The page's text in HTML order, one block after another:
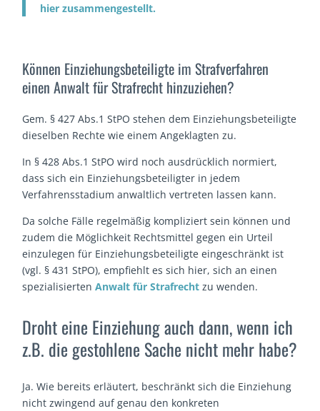
hier zusammengestellt.
Können Einziehungsbeteiligte im Strafverfahren
einen Anwalt für Strafrecht hinzuziehen?
Gem. § 427 Abs.1 StPO stehen dem Einziehungsbeteiligte
dieselben Rechte wie einem Angeklagten zu.
In § 428 Abs.1 StPO wird noch ausdrücklich normiert,
dass sich ein Einziehungsbeteiligter in jedem
Verfahrensstadium anwaltlich vertreten lassen kann.
Da solche Fälle regelmäßig kompliziert sein können und
zudem die Möglichkeit Rechtsmittel gegen ein Urteil
einzulegen für Einziehungsbeteiligte eingeschränkt ist
(vgl. § 431 StPO), empfiehlt es sich hier, sich an einen
spezialisiertenAnwalt für Strafrecht zu wenden.
Droht eine Einziehung auch dann, wenn ich
z.B. die gestohlene Sache nicht mehr habe?
Ja. Wie bereits erläutert, beschränkt sich die Einziehung
nicht zwingend auf genau den konkreten